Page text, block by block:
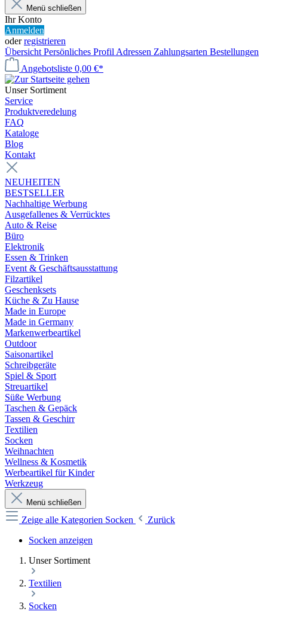
Menü schließen
Ihr Konto
Anmelden
oderregistrieren
Übersicht Persönliches Profil Adressen Zahlungsarten Bestellungen
Angebotsliste 0,00 €*
Unser Sortiment
Service
Produktveredelung
FAQ
Kataloge
Blog
Kontakt
NEUHEITEN
BESTSELLER
Nachhaltige Werbung
Ausgefallenes & Verrücktes
Auto & Reise
Büro
Elektronik
Essen & Trinken
Event & Geschäftsausstattung
Filzartikel
Geschenksets
Küche & Zu Hause
Made in Europe
Made in Germany
Markenwerbeartikel
Outdoor
Saisonartikel
Schreibgeräte
Spiel & Sport
Streuartikel
Süße Werbung
Taschen & Gepäck
Tassen & Geschirr
Textilien
Socken
Weihnachten
Wellness & Kosmetik
Werbeartikel für Kinder
Werkzeug
Menü schließen
Zeige alle Kategorien Socken
Zurück
Socken anzeigen
Unser Sortiment
Textilien
Socken